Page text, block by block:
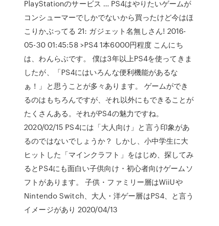
PlayStationのサービス … PS4はやりたいゲームが
コンシューマーでしかでないから買ったけど今はほ
こりかぶってる 21: ガジェット名無しさん! 2016-
05-30 01:45:58 >PS4 1本6000円程度 こんにち
は、わんらぶです。 僕は3年以上PS4を使ってきま
したが、「PS4にはいろんな便利機能があるな
ぁ！」と思うことが多々あります。 ゲームができ
るのはもちろんですが、それ以外にもできることが
たくさんある。それがPS4の魅力ですね。
2020/02/15 PS4には「大人向け」と言う印象があ
るのではないでしょうか？ しかし、小中学生に大
ヒットした「マインクラフト」をはじめ、探してみ
るとPS4にも面白い子供向け・初心者向けゲームソ
フトがあります。 子供・ファミリー層はWiiUや
Nintendo Switch、大人・洋ゲー層はPS4、と言う
イメージがあり 2020/04/13